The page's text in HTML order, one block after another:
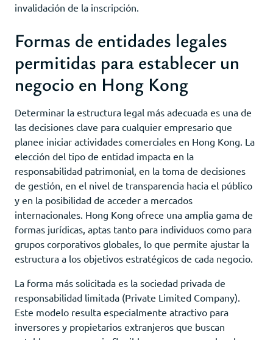
invalidación de la inscripción.
Formas de entidades legales
permitidas para establecer un
negocio en Hong Kong
Determinar la estructura legal más adecuada es una de
las decisiones clave para cualquier empresario que
planee iniciar actividades comerciales en Hong Kong. La
elección del tipo de entidad impacta en la
responsabilidad patrimonial, en la toma de decisiones
de gestión, en el nivel de transparencia hacia el público
y en la posibilidad de acceder a mercados
internacionales. Hong Kong ofrece una amplia gama de
formas jurídicas, aptas tanto para individuos como para
grupos corporativos globales, lo que permite ajustar la
estructura a los objetivos estratégicos de cada negocio.
La forma más solicitada es la sociedad privada de
responsabilidad limitada (Private Limited Company).
Este modelo resulta especialmente atractivo para
inversores y propietarios extranjeros que buscan